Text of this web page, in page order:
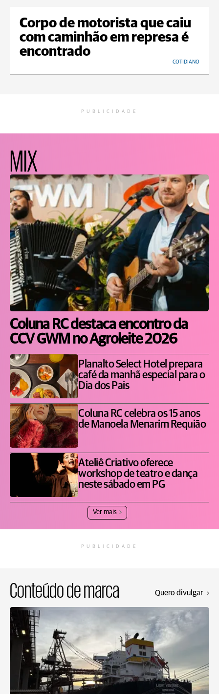
Corpo de motorista que caiu
com caminhão em represa é
encontrado
COTIDIANO
PUBLICIDADE
MIX
Coluna RC destaca encontro da
CCV GWM no Agroleite 2026
Planalto Select Hotel prepara
café da manhã especial para o
Dia dos Pais
Coluna RC celebra os 15 anos
de Manoela Menarim Requião
Ateliê Criativo oferece
workshop de teatro e dança
neste sábado em PG
Ver mais
PUBLICIDADE
Conteúdo de marca Quero divulgar